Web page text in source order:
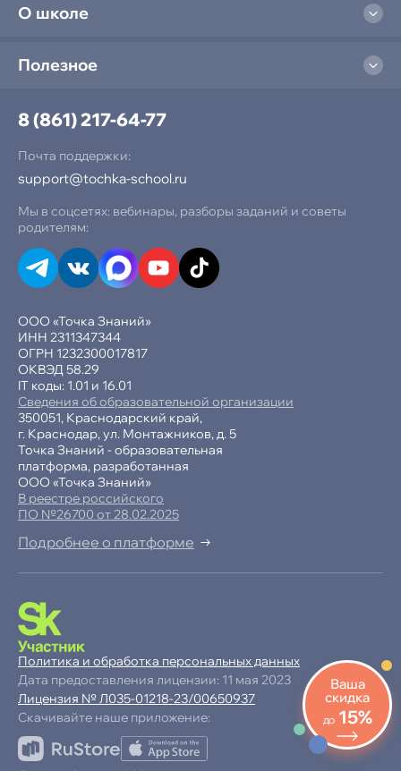
Ваша
скидка
до 15%
−10% при оплате в рассрочку
ООО «Точка Знаний»
ИНН 2311347344
ОГРН 1232300017817
ОКВЭД 58.29
IT коды: 1.01 и 16.01
Сведения об образовательной организации
350051, Краснодарский край,
г. Краснодар, ул. Монтажников, д. 5
Точка Знаний - образовательная
платформа, разработанная
ООО «Точка Знаний»
В реестре российского
ПО №26700 от 28.02.2025
Подробнее о платформе
О школе
Полезное
8 (861) 217-64-77
Почта поддержки:
support@tochka-school.ru
Мы в соцсетях: вебинары, разборы заданий и советы
родителям:
Политика и обработка персональных данных
Дата предоставления лицензии: 11 мая 2023
Лицензия № Л035-01218-23/00650937
Скачивайте наше приложение: